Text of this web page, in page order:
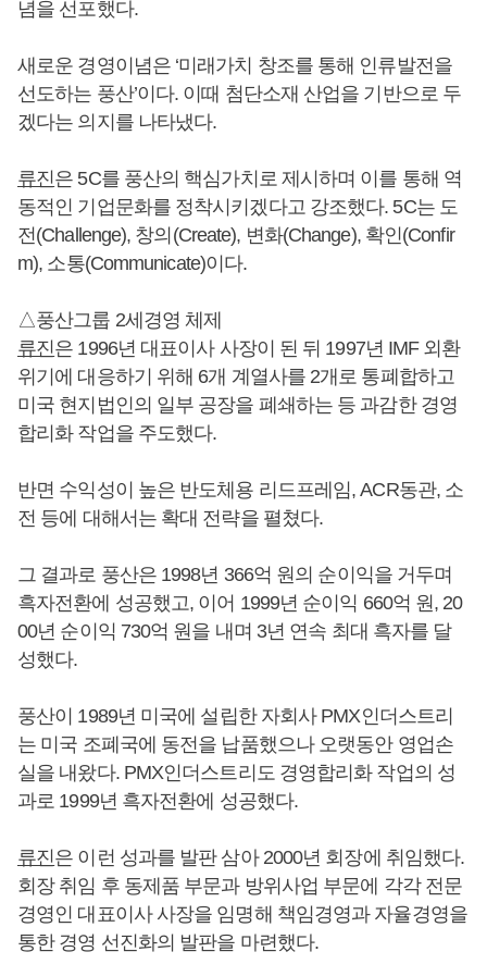
념을 선포했다.
새로운 경영이념은 ‘미래가치 창조를 통해 인류발전을
선도하는 풍산’이다. 이때 첨단소재 산업을 기반으로 두
겠다는 의지를 나타냈다.
류진은 5C를 풍산의 핵심가치로 제시하며 이를 통해 역
동적인 기업문화를 정착시키겠다고 강조했다. 5C는 도
전(Challenge), 창의(Create), 변화(Change), 확인(Confir
m), 소통(Communicate)이다.
△풍산그룹 2세경영 체제
류진은 1996년 대표이사 사장이 된 뒤 1997년 IMF 외환
위기에 대응하기 위해 6개 계열사를 2개로 통폐합하고
미국 현지법인의 일부 공장을 폐쇄하는 등 과감한 경영
합리화 작업을 주도했다.
반면 수익성이 높은 반도체용 리드프레임, ACR동관, 소
전 등에 대해서는 확대 전략을 펼쳤다.
그 결과로 풍산은 1998년 366억 원의 순이익을 거두며
흑자전환에 성공했고, 이어 1999년 순이익 660억 원, 20
00년 순이익 730억 원을 내며 3년 연속 최대 흑자를 달
성했다.
풍산이 1989년 미국에 설립한 자회사 PMX인더스트리
는 미국 조폐국에 동전을 납품했으나 오랫동안 영업손
실을 내왔다. PMX인더스트리도 경영합리화 작업의 성
과로 1999년 흑자전환에 성공했다.
류진은 이런 성과를 발판 삼아 2000년 회장에 취임했다.
회장 취임 후 동제품 부문과 방위사업 부문에 각각 전문
경영인 대표이사 사장을 임명해 책임경영과 자율경영을
통한 경영 선진화의 발판을 마련했다.